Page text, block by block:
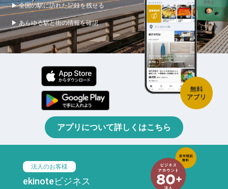
▶ 全国の駅に訪れた記録を残せる
▶ あらゆる駅と街の情報を確認
アプリについて詳しくはこちら
法人のお客様
ekinoteビジネス